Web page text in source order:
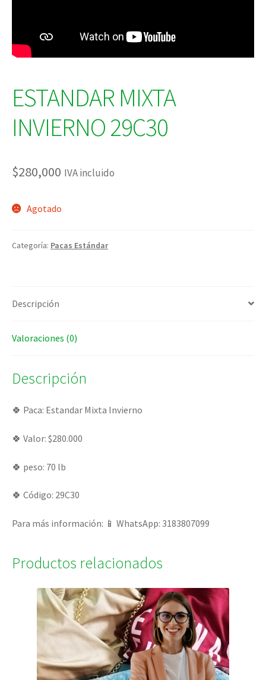
ESTANDAR MIXTA
INVIERNO 29C30
$280,000 IVA incluido
Agotado
Categoría: Pacas Estándar
Descripción
Valoraciones (0)
Descripción
🍀 Paca: Estandar Mixta Invierno
🍀 Valor: $280.000
🍀 peso: 70 lb
🍀 Código: 29C30
Para más información: 📱 WhatsApp: 3183807099
Productos relacionados